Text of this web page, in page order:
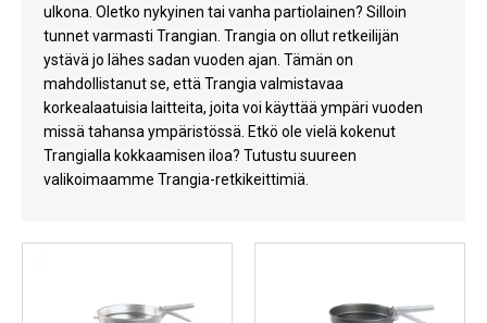
Auto ja peräkärry
Kaasu
Vesi
Kylmälaitteet
ulkona. Oletko nykyinen tai vanha partiolainen? Silloin
tunnet varmasti Trangian. Trangia on ollut retkeilijän
ystävä jo lähes sadan vuoden ajan. Tämän on
mahdollistanut se, että Trangia valmistavaa
korkealaatuisia laitteita, joita voi käyttää ympäri vuoden
missä tahansa ympäristössä. Etkö ole vielä kokenut
Trangialla kokkaamisen iloa? Tutustu suureen
valikoimaamme Trangia-retkikeittimiä.